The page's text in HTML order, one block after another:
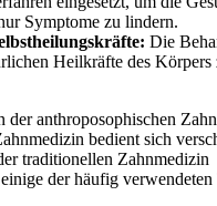
Symptome zu lindern.
Die
Heilkräfte des Körpers
der anthroposophischen
bedient sich
traditionellen Zahnmedizin
der häufig verwendeten